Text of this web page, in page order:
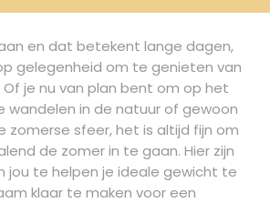
en dat betekent lange dagen,
gelegenheid om te genieten van
je nu van plan bent om op het
wandelen in de natuur of gewoon
zomerse sfeer, het is altijd fijn om
de zomer in te gaan. Hier zijn
jou te helpen je ideale gewicht te
klaar te maken voor een